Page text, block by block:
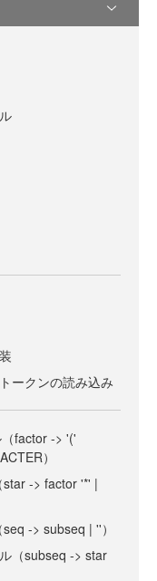
ークンの読み込み
（factor -> '('
）
star -> factor '*' |
-> subseq | ''）
（subseq -> star